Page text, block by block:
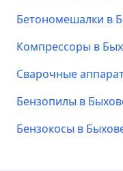
Бетономешалки в
Компрессоры в
Сварочные
Бензопилы в
Бензокосы в